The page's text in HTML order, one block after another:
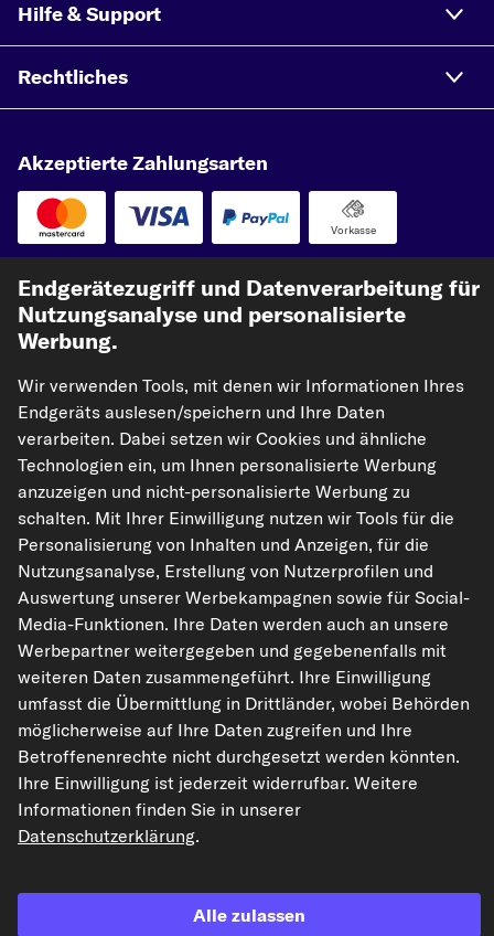
Hilfe & Support
Rechtliches
Akzeptierte Zahlungsarten
Vorkasse
Unsere Versandpartner
kfzteile24.de carpardoo.nl
carpardoo.fr
carpardoo.dk
nicht vervielfältigt werden. Die Vervielfältigung und Verbreitung der Daten und
der Datenbank ohne vorherige Einwilligung von TecAlliance und/oder die
Einbeziehung Dritter in solche Aktivitäten ist streng verboten. Jegliche
unautorisierte Nutzung von Inhalten stellt eine Verletzung des Urheberrechts
dar und kann rechtliche Schritte nach sich ziehen.
Vertrag widerrufen
© 2026 kfzteile24 GmbH - Alle Rechte vorbehalten.
Endgerätezugriff und Datenverarbeitung für
Nutzungsanalyse und personalisierte
Werbung.
Wir verwenden Tools, mit denen wir Informationen Ihres
Endgeräts auslesen/speichern und Ihre Daten
verarbeiten. Dabei setzen wir Cookies und ähnliche
Technologien ein, um Ihnen personalisierte Werbung
anzuzeigen und nicht-personalisierte Werbung zu
schalten. Mit Ihrer Einwilligung nutzen wir Tools für die
Personalisierung von Inhalten und Anzeigen, für die
Nutzungsanalyse, Erstellung von Nutzerprofilen und
Auswertung unserer Werbekampagnen sowie für Social-
Media-Funktionen. Ihre Daten werden auch an unsere
Werbepartner weitergegeben und gegebenenfalls mit
weiteren Daten zusammengeführt. Ihre Einwilligung
umfasst die Übermittlung in Drittländer, wobei Behörden
möglicherweise auf Ihre Daten zugreifen und Ihre
Betroffenenrechte nicht durchgesetzt werden könnten.
Ihre Einwilligung ist jederzeit widerrufbar. Weitere
Informationen finden Sie in unserer
Datenschutzerklärung.
Alle zulassen